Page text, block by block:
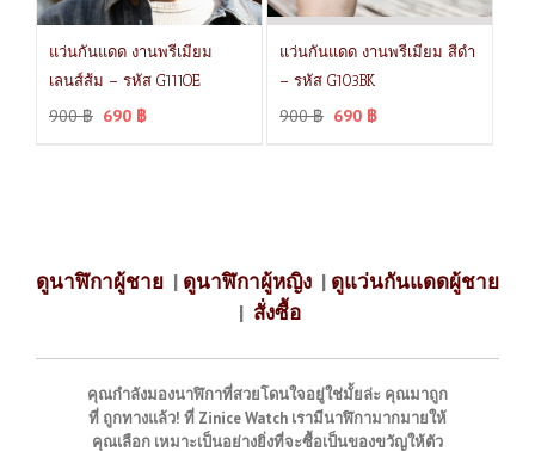
แว่นกันแดด งานพรีเมียม
เลนส์ส้ม – รหัส G111OE
900฿ 690 ฿
แว่นกันแดด งานพรีเมียม สีดำ
– รหัส G103BK
900฿ 690 ฿
ดูนาฬิกาผู้ชาย | ดูนาฬิกาผู้หญิง | ดูแว่นกันแดดผู้ชาย
| สั่งซื้อ
คุณกำลังมองนาฬิกาที่สวยโดนใจอยู่ใช่มั้ยล่ะ คุณมาถูก
ที่ ถูกทางแล้ว! ที่ Zinice Watch เรามีนาฬิกามากมายให้
คุณเลือก เหมาะเป็นอย่างยิ่งที่จะซื้อเป็นของขวัญให้ตัว